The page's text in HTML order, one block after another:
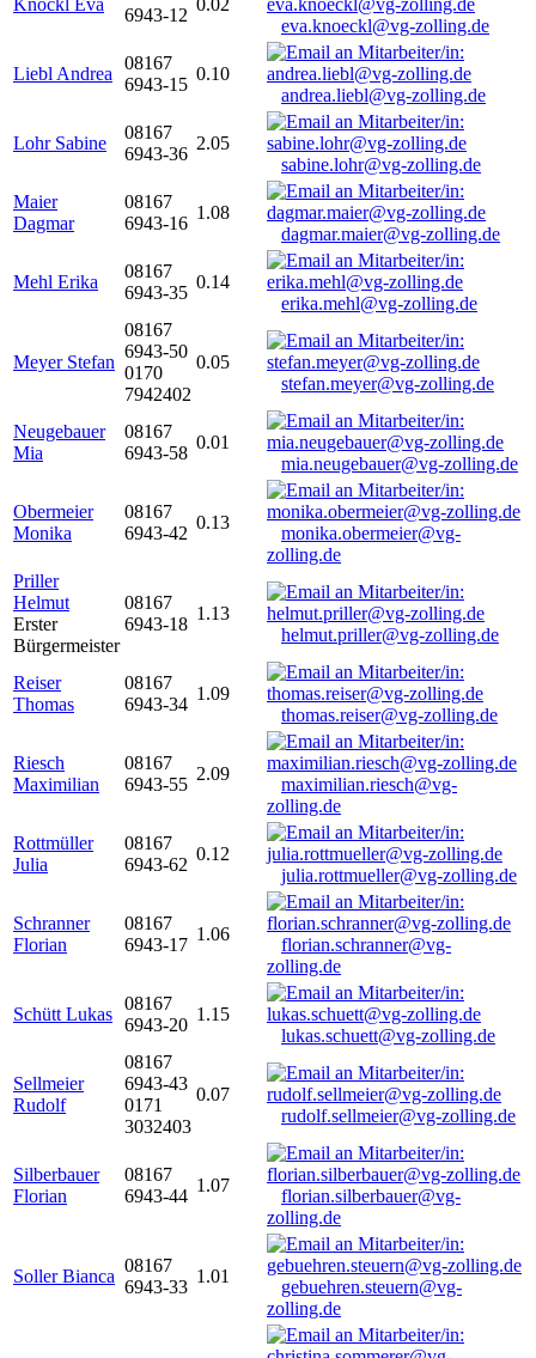
Knöckl Eva
6943-12
0.02
eva.knoeckl@vg-zolling.de
Liebl Andrea
08167
6943-15
0.10
andrea.liebl@vg-zolling.de
Lohr Sabine
08167
6943-36
2.05
sabine.lohr@vg-zolling.de
Maier
Dagmar
08167
6943-16
1.08
dagmar.maier@vg-zolling.de
Mehl Erika
08167
6943-35
0.14
erika.mehl@vg-zolling.de
Meyer Stefan
08167
6943-50
0170
7942402
0.05
stefan.meyer@vg-zolling.de
Neugebauer
Mia
08167
6943-58
0.01
mia.neugebauer@vg-zolling.de
Obermeier
Monika
08167
6943-42
0.13
monika.obermeier@vg-
zolling.de
Priller
Helmut
Erster
Bürgermeister
08167
6943-18
1.13
helmut.priller@vg-zolling.de
Reiser
Thomas
08167
6943-34
1.09
thomas.reiser@vg-zolling.de
Riesch
Maximilian
08167
6943-55
2.09
maximilian.riesch@vg-
zolling.de
Rottmüller
Julia
08167
6943-62
0.12
julia.rottmueller@vg-zolling.de
Schranner
Florian
08167
6943-17
1.06
florian.schranner@vg-
zolling.de
Schütt Lukas
08167
6943-20
1.15
lukas.schuett@vg-zolling.de
Sellmeier
Rudolf
08167
6943-43
0171
3032403
0.07
rudolf.sellmeier@vg-zolling.de
Silberbauer
Florian
08167
6943-44
1.07
florian.silberbauer@vg-
zolling.de
Soller Bianca
08167
6943-33
1.01
gebuehren.steuern@vg-
zolling.de